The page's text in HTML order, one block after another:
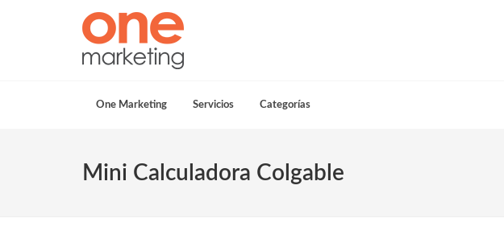
One Marketing Servicios Categorías
Mini Calculadora Colgable